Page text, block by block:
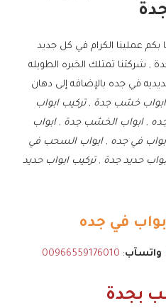
عملينا الكرام في كل جديد
, شركتنا تمتلك الخبره الطويله
في جده بالإضافه إلى دهان
خشب جدة ,تركيب ابواب
,ابواب الخشب جدة ,ابواب
في جده ,ابواب السحب في
حديد جدة ,تركيب ابواب حديد
في جده
واتسآب:
00966559176010
بجدة